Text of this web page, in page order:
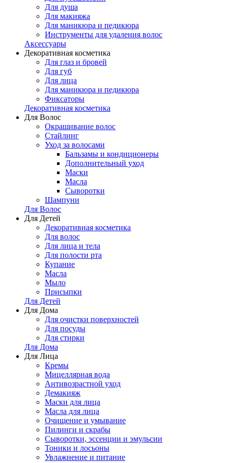
Для душа
Для макияжа
Для маникюра и педикюра
Инструменты для удаления волос
Аксессуары
Декоративная косметика
Для глаз и бровей
Для губ
Для лица
Для маникюра и педикюра
Фиксаторы
Декоративная косметика
Для Волос
Окрашивание волос
Стайлинг
Уход за волосами
Бальзамы и кондиционеры
Дополнительный уход
Маски
Масла
Сыворотки
Шампуни
Для Волос
Для Детей
Декоративная косметика
Для волос
Для лица и тела
Для полости рта
Купание
Масла
Мыло
Присыпки
Для Детей
Для Дома
Для очистки поверхностей
Для посуды
Для стирки
Для Дома
Для Лица
Кремы
Мицеллярная вода
Антивозрастной уход
Демакияж
Маски для лица
Масла для лица
Очищение и умывание
Пилинги и скрабы
Сыворотки, эссенции и эмульсии
Тоники и лосьоны
Увлажнение и питание